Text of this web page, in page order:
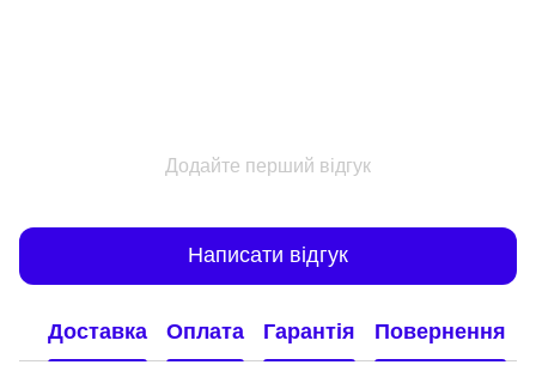
Додайте перший відгук
Написати відгук
Доставка Оплата Гарантія Повернення